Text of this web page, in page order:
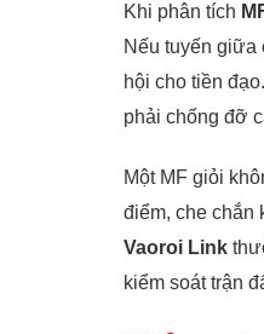
Khi phân tích
Nếu tuyến giữa
hội cho tiền
phải chống đỡ
Một MF giỏi
điểm, che chắn
Vaoroi Link
kiểm soát trận